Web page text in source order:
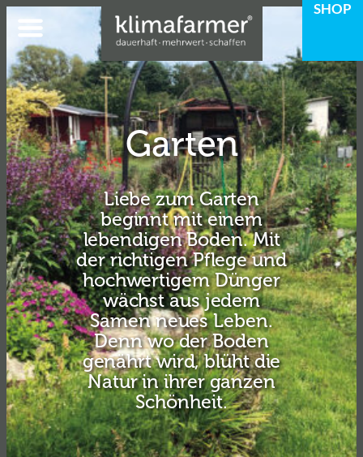
Zum
Inhalt
springen
SHOP
Garten
Liebe zum Garten
beginnt mit einem
lebendigen Boden. Mit
der richtigen Pflege und
hochwertigem Dünger
wächst aus jedem
Samen neues Leben.
Denn wo der Boden
genährt wird, blüht die
Natur in ihrer ganzen
Schönheit.